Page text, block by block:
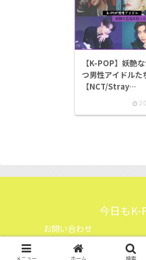
【K-POP】妖艶
つ男性アイドルた
【NCT/Stray
Kids/BTS/VIXX/
今日もK-
お問い合わせ
© 2021 今日も